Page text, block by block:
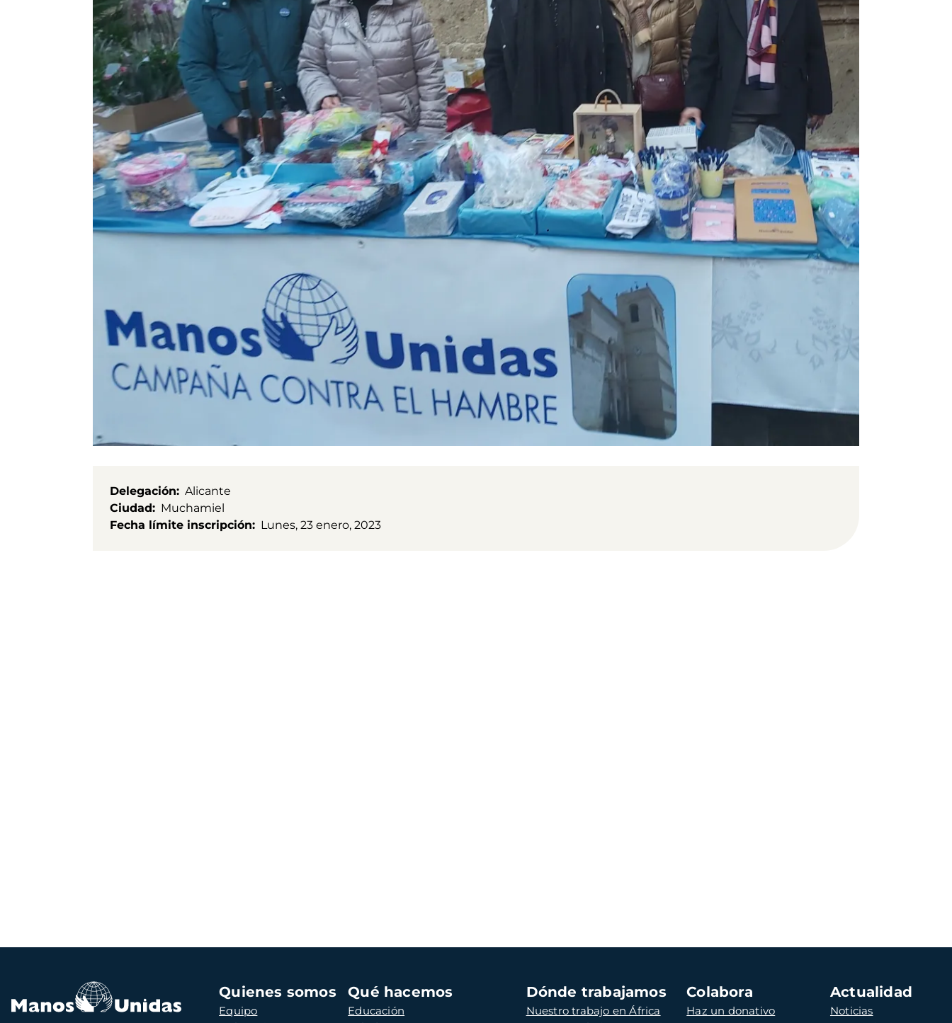
Delegación
Alicante
Ciudad
Muchamiel
Fecha límite inscripción
Lunes, 23 enero, 2023
Navegación
principal
Quienes somos
Equipo
Qué hacemos
Educación
Dónde trabajamos
Nuestro trabajo en África
Colabora
Haz un donativo
Actualidad
Noticias